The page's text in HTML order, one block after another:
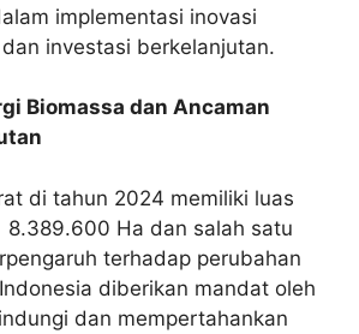
implementasi inovasi
investasi berkelanjutan.
Biomassa dan Ancaman
di tahun 2024 memiliki luas
Ha dan salah satu
terhadap perubahan
Indonesia diberikan mandat oleh
dan mempertahankan